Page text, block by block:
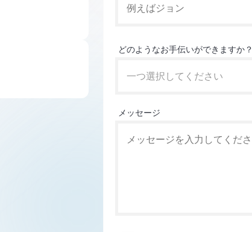
どのようなお手伝いができますか？
一つ選択してください
メッセージ